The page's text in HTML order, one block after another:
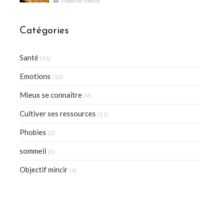
Catégories
Santé (16)
Emotions (13)
Mieux se connaître (9)
Cultiver ses ressources (11)
Phobies (3)
sommeil (3)
Objectif mincir (4)